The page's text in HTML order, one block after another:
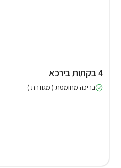
4 בקתות בירכא
בריכה מחוממת ( מגודרת )